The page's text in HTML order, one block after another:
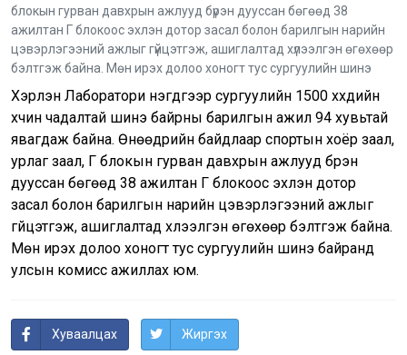
блокын гурван давхрын ажлууд бүрэн дууссан бөгөөд 38
ажилтан Г блокоос эхлэн дотор засал болон барилгын нарийн
цэвэрлэгээний ажлыг гүйцэтгэж, ашиглалтад хүлээлгэн өгөхөөр
бэлтгэж байна. Мөн ирэх долоо хоногт тус сургуулийн шинэ
Хэрлэн Лаборатори нэгдүгээр сургуулийн 1500 хүүхдийн
хүчин чадалтай шинэ байрны барилгын ажил 94 хувьтай
явагдаж байна. Өнөөдрийн байдлаар спортын хоёр заал,
урлаг заал, Г блокын гурван давхрын ажлууд бүрэн
дууссан бөгөөд 38 ажилтан Г блокоос эхлэн дотор
засал болон барилгын нарийн цэвэрлэгээний ажлыг
гүйцэтгэж, ашиглалтад хүлээлгэн өгөхөөр бэлтгэж байна.
Мөн ирэх долоо хоногт тус сургуулийн шинэ байранд
улсын комисс ажиллах юм.
Хуваалцах Жиргэх